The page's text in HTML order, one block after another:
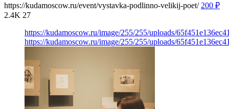
https://kudamoscow.ru/event/vystavka-podlinno-velikij-poet/ 200 ₽
2.4K 27
https://kudamoscow.ru/image/255/255/uploads/
https://kudamoscow.ru/image/255/255/uploads/